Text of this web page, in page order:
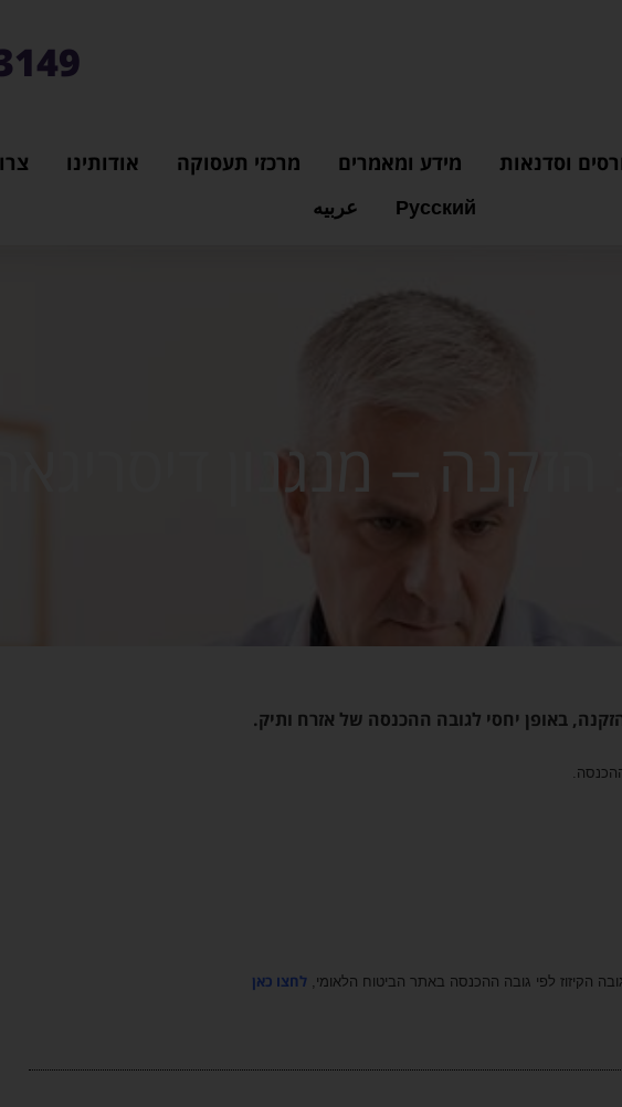
וסדנאות מידע ומאמרים מרכזי תעסוקה אודותינו
Русский
عربيه
– מנגנון דיסריגארד
הקיזוז לפי גובה ההכנסה באתר הביטוח הלאומי, לחצו כאן